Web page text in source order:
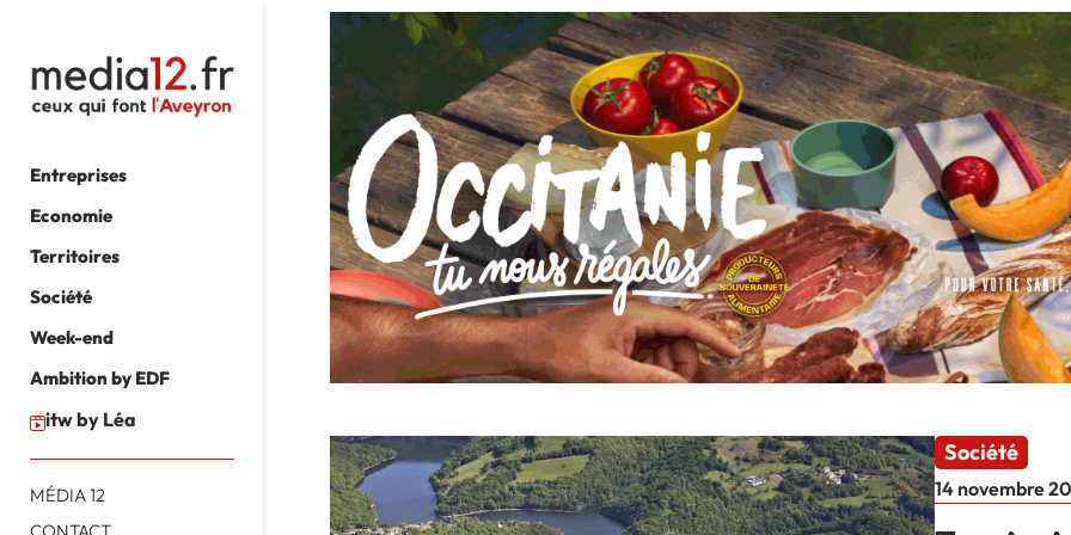
Entreprises
Economie
Territoires
Société
Week-end
Ambition by EDF
itw by Léa
MÉDIA 12
Société
14 novembre